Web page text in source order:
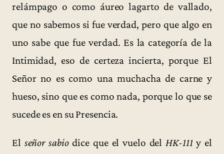
relámpago o como áureo lagarto de vallado,
que no sabemos si fue verdad, pero que algo en
uno sabe que fue verdad. Es la categoría de la
Intimidad, eso de certeza incierta, porque El
Señor no es como una muchacha de carne y
hueso, sino que es como nada, porque lo que se
sucede es en su Presencia.
El señor sabiodice que el vuelo delHK-111 y el